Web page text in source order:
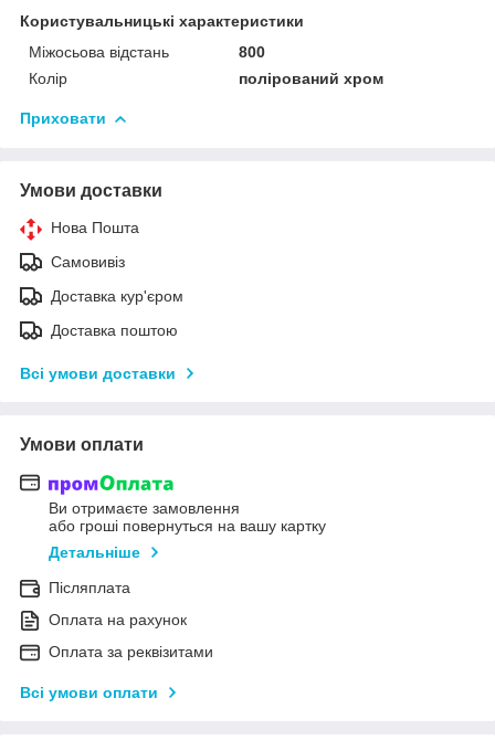
Користувальницькі характеристики
Міжосьова відстань
800
Колір
полірований хром
Приховати
Умови доставки
Нова Пошта
Самовивіз
Доставка кур'єром
Доставка поштою
Всі умови доставки
Умови оплати
Ви отримаєте замовлення
або гроші повернуться на вашу картку
Детальніше
Післяплата
Оплата на рахунок
Оплата за реквізитами
Всі умови оплати